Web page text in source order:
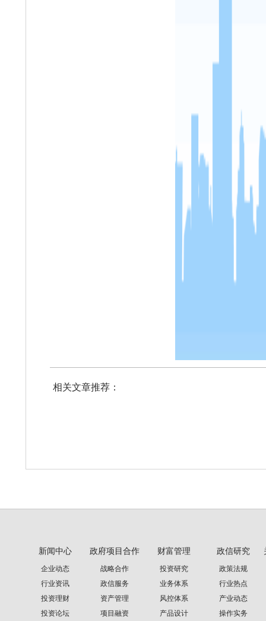
相关文章推荐：
新闻中心
企业动态
行业资讯
投资理财
投资论坛
政府项目合作
战略合作
政信服务
资产管理
项目融资
财富管理
投资研究
业务体系
风控体系
产品设计
政信研究
政策法规
行业热点
产业动态
操作实务